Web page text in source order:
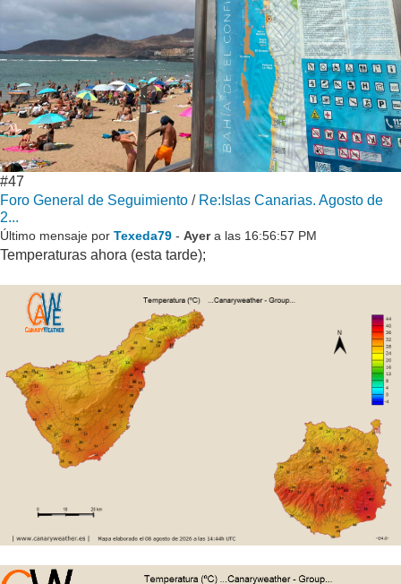
#47
Foro General de Seguimiento / Re:Islas Canarias. Agosto de
2...
Último mensaje por Texeda79 - Ayera las 16:56:57 PM
Temperaturas ahora (esta tarde);